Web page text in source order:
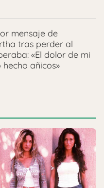
mensaje de
tras perder al
«El dolor de mi
añicos»